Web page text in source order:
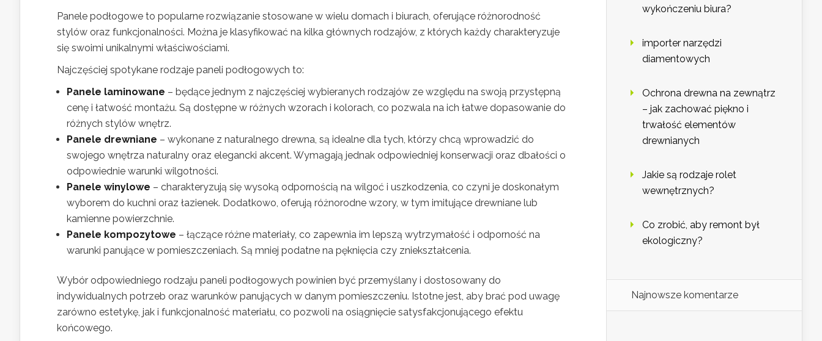
Panele podłogowe to popularne rozwiązanie stosowane w wielu domach i biurach, oferujące różnorodność
stylów oraz funkcjonalności. Można je klasyfikować na kilka głównych rodzajów, z których każdy charakteryzuje
się swoimi unikalnymi właściwościami.
Najczęściej spotykane rodzaje paneli podłogowych to:
Panele laminowane – będące jednym z najczęściej wybieranych rodzajów ze względu na swoją przystępną
cenę i łatwość montażu. Są dostępne w różnych wzorach i kolorach, co pozwala na ich łatwe dopasowanie do
różnych stylów wnętrz.
Panele drewniane – wykonane z naturalnego drewna, są idealne dla tych, którzy chcą wprowadzić do
swojego wnętrza naturalny oraz elegancki akcent. Wymagają jednak odpowiedniej konserwacji oraz dbałości o
odpowiednie warunki wilgotności.
Panele winylowe – charakteryzują się wysoką odpornością na wilgoć i uszkodzenia, co czyni je doskonałym
wyborem do kuchni oraz łazienek. Dodatkowo, oferują różnorodne wzory, w tym imitujące drewniane lub
kamienne powierzchnie.
Panele kompozytowe – łączące różne materiały, co zapewnia im lepszą wytrzymałość i odporność na
warunki panujące w pomieszczeniach. Są mniej podatne na pęknięcia czy zniekształcenia.
Wybór odpowiedniego rodzaju paneli podłogowych powinien być przemyślany i dostosowany do
indywidualnych potrzeb oraz warunków panujących w danym pomieszczeniu. Istotne jest, aby brać pod uwagę
zarówno estetykę, jak i funkcjonalność materiału, co pozwoli na osiągnięcie satysfakcjonującego efektu
końcowego.
wykończeniu biura?
importer narzędzi
diamentowych
Ochrona drewna na zewnątrz
– jak zachować piękno i
trwałość elementów
drewnianych
Jakie są rodzaje rolet
wewnętrznych?
Co zrobić, aby remont był
ekologiczny?
Najnowsze komentarze